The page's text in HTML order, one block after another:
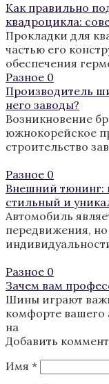
Как правильно
квадроцикла:
Прокладки для
частью его
обеспечения
Разное 0
Производитель
него заводы?
Возникновение
южнокорейское
строительство
Разное 0
Внешний тюнинг:
стильный и
Автомобиль
передвижения,
Разное 0
Зачем вам
Шины играют
комфорте вашего
на
Добавить
Имя *